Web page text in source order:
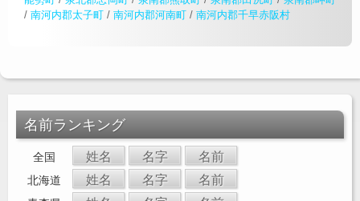
/ 南河内郡太子町 / 南河内郡河南町 / 南河内郡千早赤阪村
名前ランキング
全国 姓名 名字 名前
北海道 姓名 名字 名前